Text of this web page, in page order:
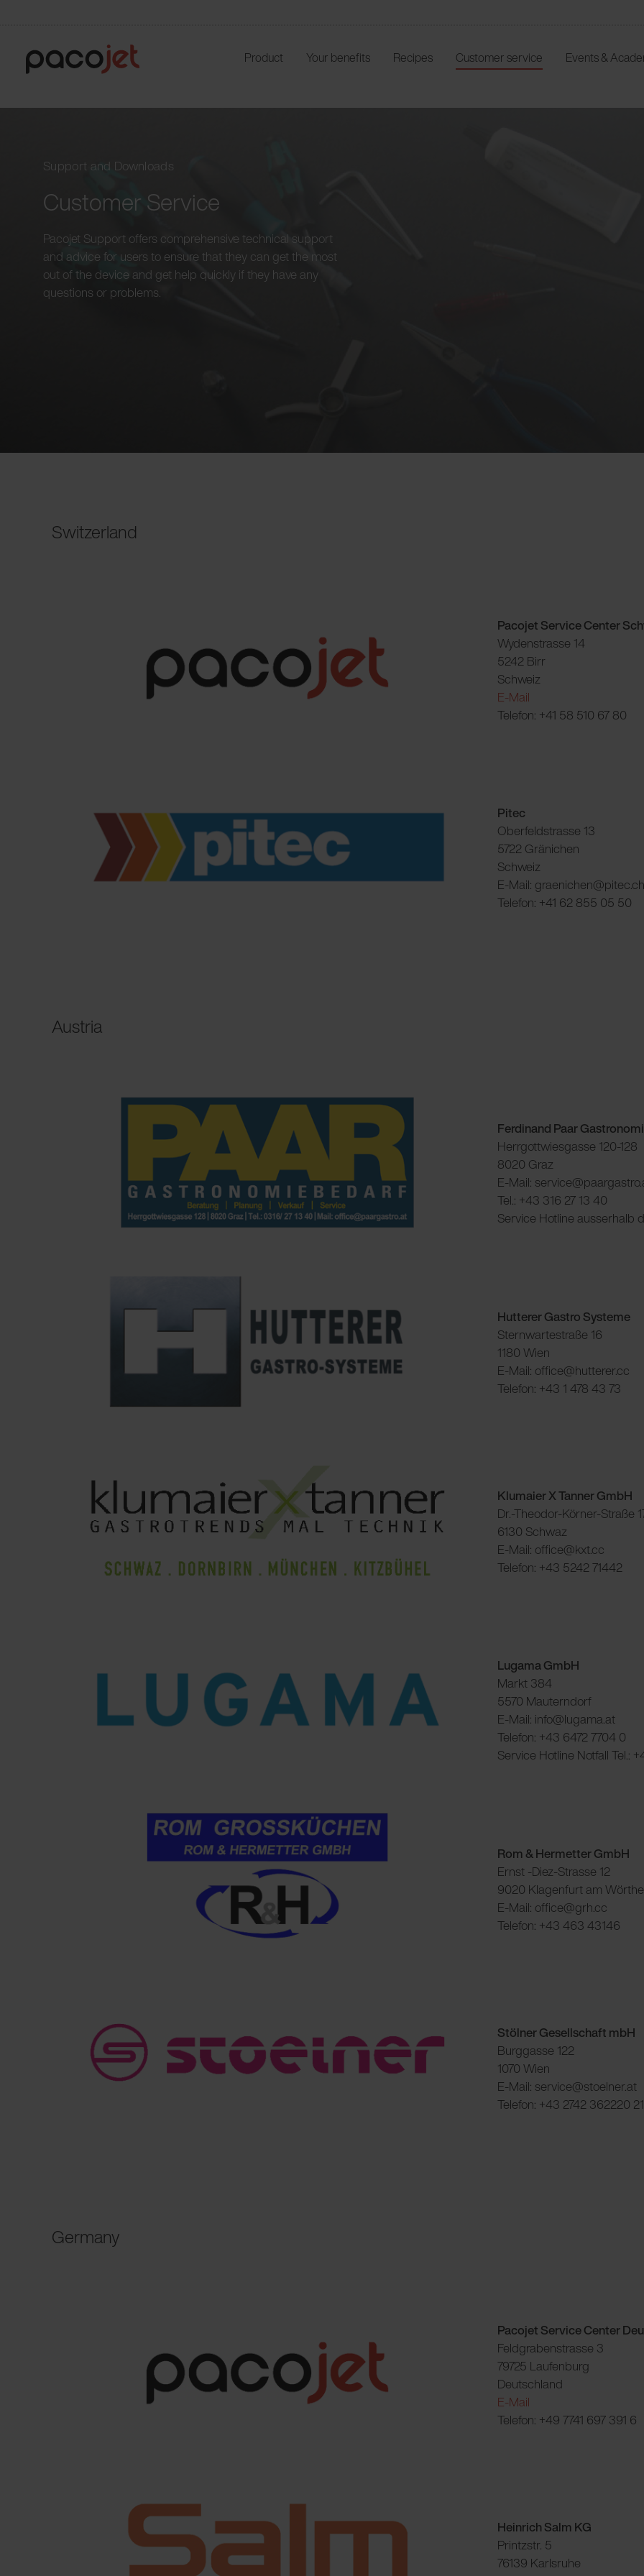
Product Your benefits Recipes Customer service Events &
Support and Downloads
Customer Service
Pacojet Support offers comprehensive technical support
and advice for users to ensure that they can get the most
out of the device and get help quickly if they have any
questions or problems.
Switzerland
Pacojet Service Center
Wydenstrasse 14
5242 Birr
Schweiz
E-Mail
Telefon: +41 58 510 67 80
Pitec
Oberfeldstrasse 13
5722 Gränichen
Schweiz
E-Mail: graenichen@pitec.ch
Telefon: +41 62 855 05 50
Austria
Ferdinand Paar
Herrgottwiesgasse 120-128
8020 Graz
E-Mail:
Tel.: +43 316 27 13 40
Service Hotline ausserhalb
Hutterer Gastro Systeme
Sternwartestraße 16
1180 Wien
E-Mail: office@hutterer.cc
Telefon: +43 1 478 43 73
Klumaier X Tanner GmbH
Dr.-Theodor-Körner-Straße
6130 Schwaz
E-Mail: office@kxt.cc
Telefon: +43 5242 71442
Lugama GmbH
Markt 384
5570 Mauterndorf
E-Mail: info@lugama.at
Telefon: +43 6472 7704 0
Service Hotline Notfall Tel.:
Rom & Hermetter GmbH
Ernst -Diez-Strasse 12
9020 Klagenfurt am
E-Mail: office@grh.cc
Telefon: +43 463 43146
Stölner Gesellschaft mbH
Burggasse 122
1070 Wien
E-Mail: service@stoelner.at
Telefon: +43 2742 362220
Germany
Pacojet Service Center
Feldgrabenstrasse 3
79725 Laufenburg
Deutschland
E-Mail
Telefon: +49 7741 697 391 6
Heinrich Salm KG
Printzstr. 5
76139 Karlsruhe